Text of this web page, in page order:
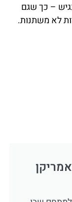
– כך שגם
לא משתנות.